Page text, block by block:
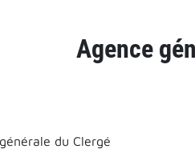
Agence
du Clergé